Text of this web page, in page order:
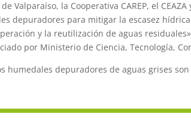
Valparaíso, la Cooperativa CAREP, el
depuradores para mitigar la escasez
y la reutilización de aguas
por Ministerio de Ciencia, Tecnología,
humedales depuradores de aguas grises